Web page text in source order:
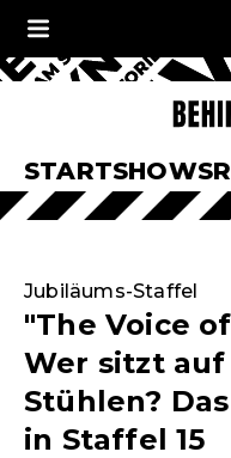
STARTSHOWS
Jubiläums-Staffel
"The Voice
Wer sitzt
Stühlen?
in Staffel 15